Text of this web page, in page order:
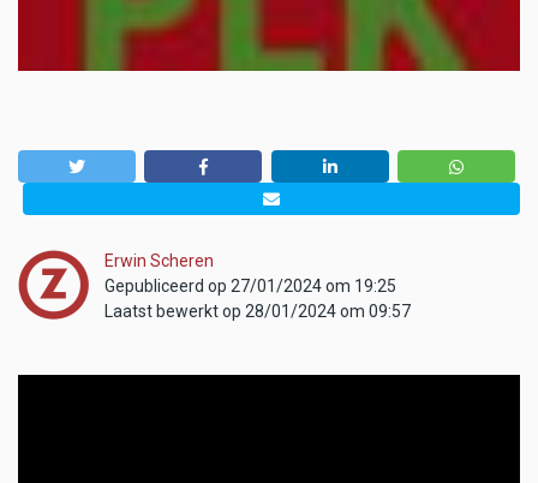
Erwin Scheren
Gepubliceerd op 27/01/2024 om 19:25
Laatst bewerkt op 28/01/2024 om 09:57